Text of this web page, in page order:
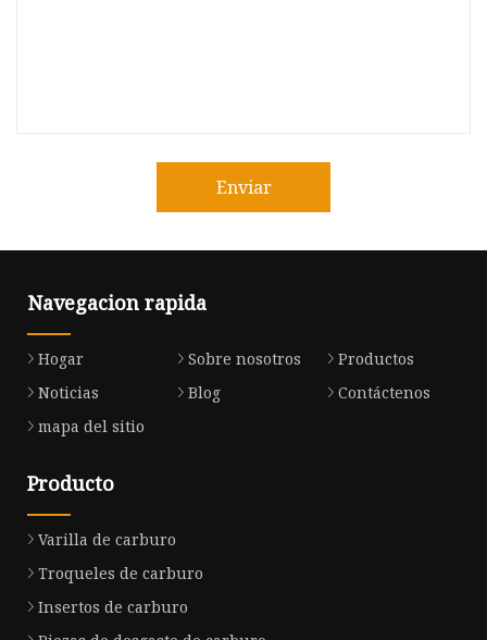
Enviar
Navegacion rapida
Hogar Sobre nosotros
Productos
Noticias
Blog
Contáctenos
mapa del sitio
Producto
Varilla de carburo
Troqueles de carburo
Insertos de carburo